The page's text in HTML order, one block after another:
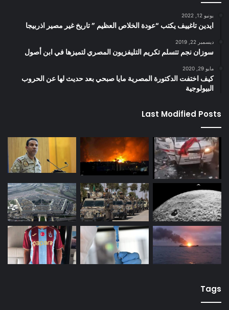
يونيو 12, 2022
ايدين تاغييف يكتب “عودة الخلاص العظيم ” تاريخ غير مصير اذربيجا
ديسمبر 22, 2019
سوزان نجم تتسلم تكريم التليفزيون المصري لتميزها في ابن أصول
مايو 29, 2020
كيف اختفت الدكتورة المصرية مايا صبحي بعد حديث لها عن الحروب
البيولوجية
Last Modified Posts
Tags